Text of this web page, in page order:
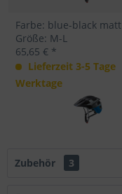
Farbe: blue-black matt
Größe: M-L
65,65 € *
Lieferzeit 3-5 Tage
Werktage
Zubehör 3